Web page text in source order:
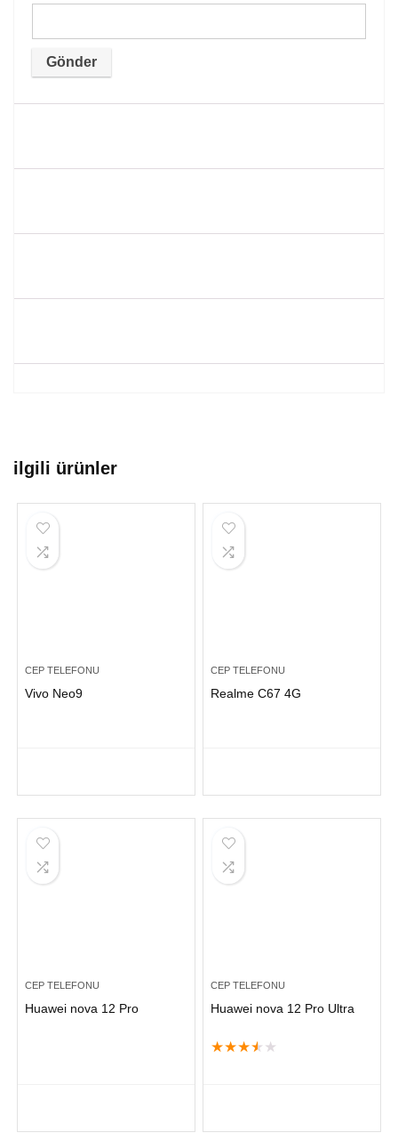
ilgili ürünler
CEP TELEFONU
Vivo Neo9
CEP TELEFONU
Realme C67 4G
CEP TELEFONU
Huawei nova 12 Pro
CEP TELEFONU
Huawei nova 12 Pro Ultra
★★★★ ★